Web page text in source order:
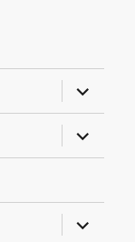
almenü
almenü
almenü